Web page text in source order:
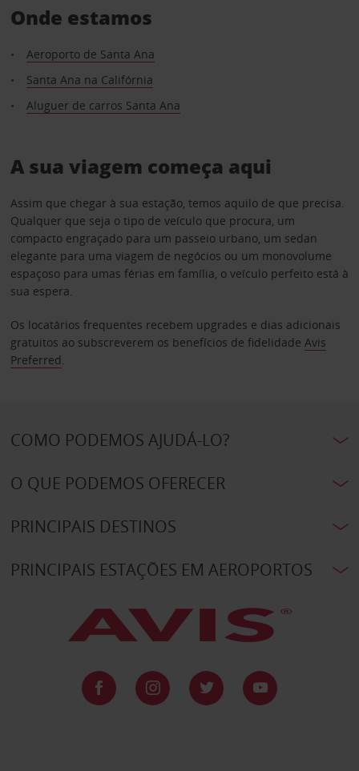
Onde estamos
Aeroporto de Santa Ana
Santa Ana na Califórnia
Aluguer de carros Santa Ana
A sua viagem começa aqui
Assim que chegar à sua estação, temos aquilo de que precisa.
Qualquer que seja o tipo de veículo que procura, um
compacto engraçado para um passeio urbano, um sedan
elegante para uma viagem de negócios ou um monovolume
espaçoso para umas férias em família, o veículo perfeito está à
sua espera.
Os locatários frequentes recebem upgrades e dias adicionais
gratuitos ao subscreverem os benefícios de fidelidade Avis
Preferred.
COMO PODEMOS AJUDÁ-LO?
O QUE PODEMOS OFERECER
PRINCIPAIS DESTINOS
PRINCIPAIS ESTAÇÕES EM AEROPORTOS